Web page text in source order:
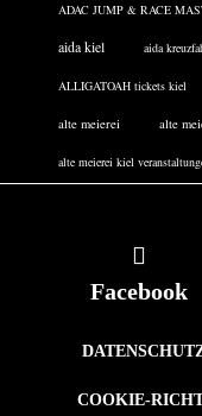
ADAC JUMP & RACE
aida kiel aida
ALLIGATOAH tickets kiel
alte meierei alte
alte meierei kiel
Facebook
COOKIE-